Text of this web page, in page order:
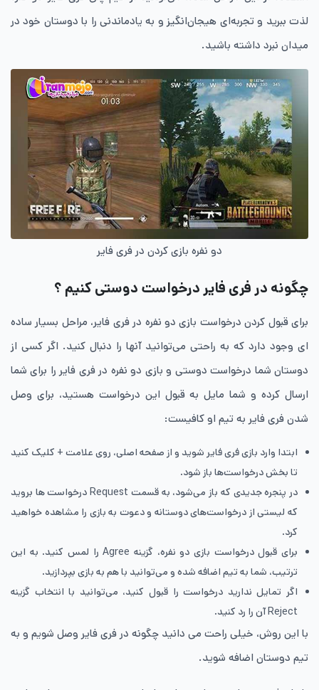
لذت ببرید و تجربه‌ای هیجان‌انگیز و به یادماندنی را با دوستان خود در
میدان نبرد داشته باشید.
دو نفره بازی کردن در فری فایر
چگونه در فری فایر درخواست دوستی کنیم ؟
برای قبول کردن درخواست بازی دو نفره در فری فایر، مراحل بسیار ساده
ای وجود دارد که به راحتی می‌توانید آنها را دنبال کنید. اگر کسی از
دوستان شما درخواست دوستی و بازی دو نفره در فری فایر را برای شما
ارسال کرده و شما مایل به قبول این درخواست هستید، برای وصل
شدن فری فایر به تیم او کافیست:
ابتدا وارد بازی فری فایر شوید و از صفحه اصلی، روی علامت + کلیک کنید
تا بخش درخواست‌ها باز شود.
در پنجره جدیدی که باز می‌شود، به قسمت Request درخواست ها بروید
که لیستی از درخواست‌های دوستانه و دعوت به بازی را مشاهده خواهید
کرد.
برای قبول درخواست بازی دو نفره، گزینه Agree را لمس کنید. به این
ترتیب، شما به تیم اضافه شده و می‌توانید با هم به بازی بپردازید.
اگر تمایل ندارید درخواست را قبول کنید، می‌توانید با انتخاب گزینه
Reject آن را رد کنید.
با این روش، خیلی راحت می دانید چگونه در فری فایر وصل شویم و به
تیم دوستان اضافه شوید.